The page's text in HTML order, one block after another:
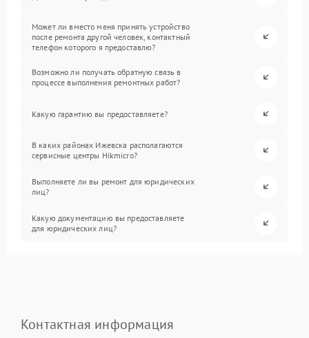
Может ли вместо меня принять устройство
после ремонта другой человек, контактный
телефон которого я предоставлю?
Возможно ли получать обратную связь в
процессе выполнения ремонтных работ?
Какую гарантию вы предоставляете?
В каких районах Ижевска располагаются
сервисные центры Hikmicro?
Выполняете ли вы ремонт для юридических
лиц?
Какую документацию вы предоставляете
для юридических лиц?
Контактная информация